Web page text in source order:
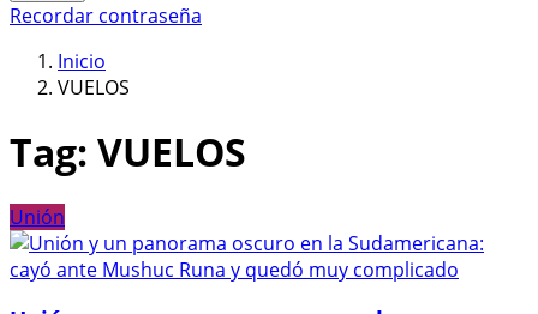
Recordar contraseña
Inicio
VUELOS
Tag: VUELOS
Unión